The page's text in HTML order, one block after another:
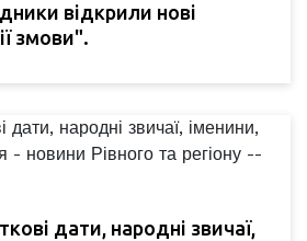
відкрили нові
змови".
дати, народні звичаї,